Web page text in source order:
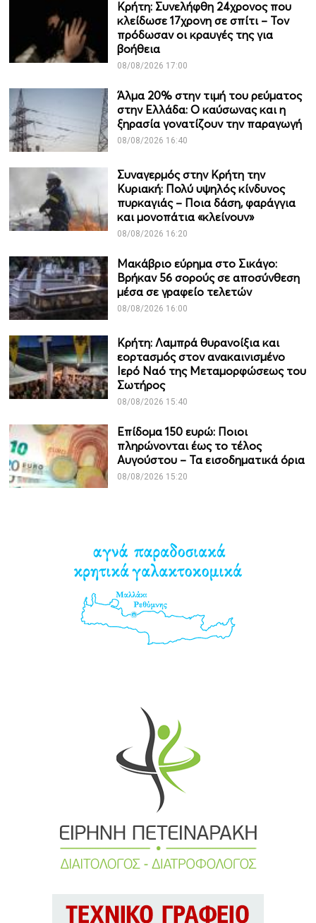
Κρήτη: Συνελήφθη 24χρονος που
κλείδωσε 17χρονη σε σπίτι – Τον
πρόδωσαν οι κραυγές της για
βοήθεια
08/08/2026 17:00
Άλμα 20% στην τιμή του ρεύματος
στην Ελλάδα: Ο καύσωνας και η
ξηρασία γονατίζουν την παραγωγή
08/08/2026 16:40
Συναγερμός στην Κρήτη την
Κυριακή: Πολύ υψηλός κίνδυνος
πυρκαγιάς – Ποια δάση, φαράγγια
και μονοπάτια «κλείνουν»
08/08/2026 16:20
Μακάβριο εύρημα στο Σικάγο:
Βρήκαν 56 σορούς σε αποσύνθεση
μέσα σε γραφείο τελετών
08/08/2026 16:00
Κρήτη: Λαμπρά θυρανοίξια και
εορτασμός στον ανακαινισμένο
Ιερό Ναό της Μεταμορφώσεως του
Σωτήρος
08/08/2026 15:40
Επίδομα 150 ευρώ: Ποιοι
πληρώνονται έως το τέλος
Αυγούστου – Τα εισοδηματικά όρια
08/08/2026 15:20